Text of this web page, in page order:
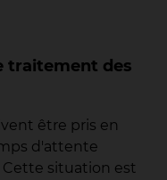
traitement des
être pris en
d'attente
situation est